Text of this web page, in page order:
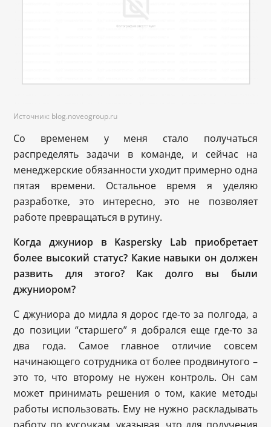
Источник: blog.noveogroup.ru
Со временем у меня стало получаться
распределять задачи в команде, и сейчас на
менеджерские обязанности уходит примерно одна
пятая времени. Остальное время я уделяю
разработке, это интересно, это не позволяет
работе превращаться в рутину.
Когда джуниор в Kaspersky Lab приобретает
более высокий статус? Какие навыки он должен
развить для этого? Как долго вы были
джуниором?
С джуниора до мидла я дорос где-то за полгода, а
до позиции “старшего” я добрался еще где-то за
два года. Самое главное отличие совсем
начинающего сотрудника от более продвинутого –
это то, что второму не нужен контроль. Он сам
может принимать решения о том, какие методы
работы использовать. Ему не нужно раскладывать